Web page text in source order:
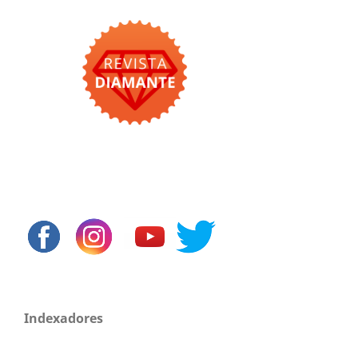
Indexadores